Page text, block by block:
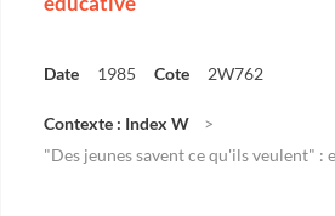
Date 1985 Cote 2W762
Contexte : Index W
"Des jeunes savent ce qu'ils veulent" :